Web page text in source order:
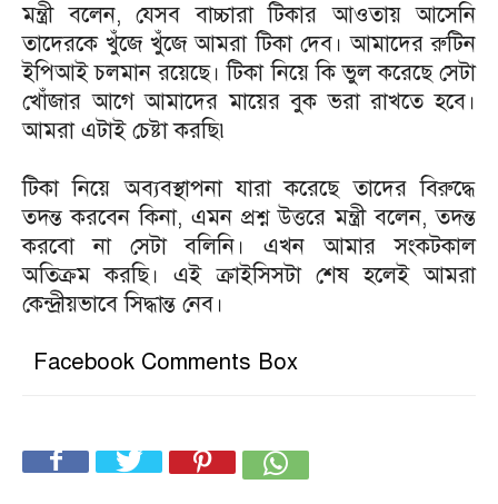
মন্ত্রী বলেন, যেসব বাচ্চারা টিকার আওতায় আসেনি
তাদেরকে খুঁজে খুঁজে আমরা টিকা দেব। আমাদের রুটিন
ইপিআই চলমান রয়েছে। টিকা নিয়ে কি ভুল করেছে সেটা
খোঁজার আগে আমাদের মায়ের বুক ভরা রাখতে হবে।
আমরা এটাই চেষ্টা করছি৷
টিকা নিয়ে অব্যবস্থাপনা যারা করেছে তাদের বিরুদ্ধে
তদন্ত করবেন কিনা, এমন প্রশ্ন উত্তরে মন্ত্রী বলেন, তদন্ত
করবো না সেটা বলিনি। এখন আমার সংকটকাল
অতিক্রম করছি। এই ক্রাইসিসটা শেষ হলেই আমরা
কেন্দ্রীয়ভাবে সিদ্ধান্ত নেব।
Facebook Comments Box